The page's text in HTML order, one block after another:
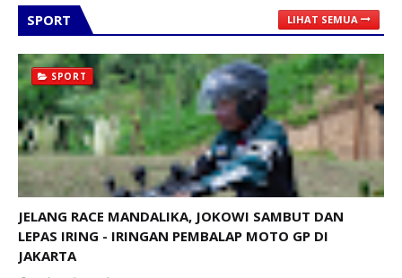
SPORT LIHAT SEMUA
SPORT
JELANG RACE MANDALIKA, JOKOWI SAMBUT DAN
LEPAS IRING - IRINGAN PEMBALAP MOTO GP DI
JAKARTA